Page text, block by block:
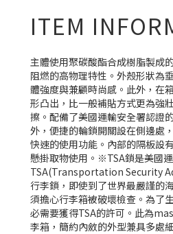
ITEM
主體使用聚碳酸酯合成樹脂製成
阻燃的高物理特性。外殼形狀為
體強度與兼顧時尚感。此外，在
形凸出，比一般補貼方式更為強
擦。配備了美國運輸安全署認證
外，便捷的輪鎖開關設在側邊處
快速的使用功能。內部的隔板設
懸掛取物使用。※TSA鎖是美國
TSA(Transportation Security
行李鎖，即使到了世界最嚴謹的
須擔心行李箱被破壞檢查。為了
必需要獲得TSA的許可。此為
李箱，簡約內斂的外型兼具多處